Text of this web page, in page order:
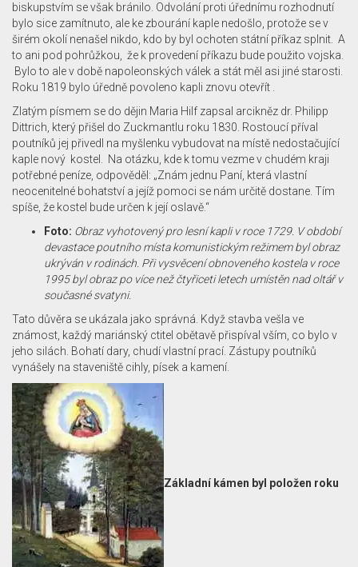
biskupstvím se však bránilo. Odvolání proti úřednímu rozhodnutí
bylo sice zamítnuto, ale ke zbourání kaple nedošlo, protože se v
širém okolí nenašel nikdo, kdo by byl ochoten státní příkaz splnit. A
to ani pod pohrůžkou, že k provedení příkazu bude použito vojska.
Bylo to ale v době napoleonských válek a stát měl asi jiné starosti.
Roku 1819 bylo úředně povoleno kapli znovu otevřít .
Zlatým písmem se do dějin Maria Hilf zapsal arcikněz dr. Philipp
Dittrich, který přišel do Zuckmantlu roku 1830. Rostoucí příval
poutníků jej přivedl na myšlenku vybudovat na místě nedostačující
kaple nový kostel. Na otázku, kde k tomu vezme v chudém kraji
potřebné peníze, odpověděl: „Znám jednu Paní, která vlastní
neocenitelné bohatství a jejíž pomoci se nám určitě dostane. Tím
spíše, že kostel bude určen k její oslavě.“
Foto: Obraz vyhotovený pro lesní kapli v roce 1729. V období
devastace poutního místa komunistickým režimem byl obraz
ukrýván v rodinách. Při vysvěcení obnoveného kostela v roce
1995 byl obraz po více než čtyřiceti letech umístěn nad oltář v
současné svatyni.
Tato důvěra se ukázala jako správná. Když stavba vešla ve
známost, každý mariánský ctitel obětavě přispíval vším, co bylo v
jeho silách. Bohatí dary, chudí vlastní prací. Zástupy poutníků
vynášely na staveniště cihly, písek a kamení.
Základní kámen byl položen roku